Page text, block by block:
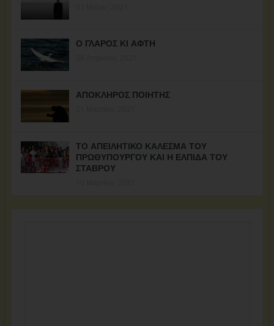
Ο ΓΛΑΡΟΣ ΚΙ ΑΦΤΗ
ΑΠΟΚΛΗΡΟΣ ΠΟΙΗΤΗΣ
ΤΟ ΑΠΕΙΛΗΤΙΚΟ ΚΑΛΕΣΜΑ ΤΟΥ
ΠΡΩΘΥΠΟΥΡΓΟΥ ΚΑΙ Η ΕΛΠΙΔΑ ΤΟΥ
ΣΤΑΒΡΟΥ